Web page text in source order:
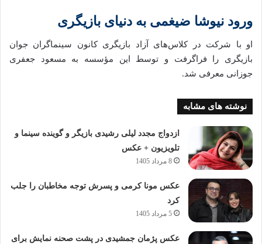
ورود نیوشا ضیغمی به دنیای بازیگری
او با شرکت در کلاس‌های آزاد بازیگری کانون سینماگران جوان
بازیگری را فراگرفت و توسط این مؤسسه به مسعود جعفری
جوزانی معرفی شد.
نوشته های مشابه
ازدواج مجدد لیلی رشیدی بازیگر و گوینده سینما و
تلویزیون + عکس
8 مرداد 1405
عکس مونا کرمی و پسرش توجه مخاطبان را جلب
کرد
5 مرداد 1405
عکس پژمان جمشیدی در پشت صحنه نمایش برای